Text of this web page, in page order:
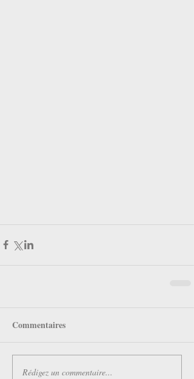
Commentaires
Rédigez un commentaire...